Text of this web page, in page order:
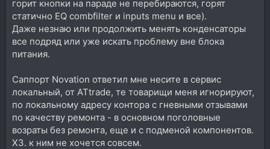
горит кнопки на параде не перебираются, горят
статично EQ combfilter и inputs menu и все).
Даже незнаю или продолжить менять конденсаторы
все подряд или уже искать проблему вне блока
питания.
Саппорт Novation ответил мне несите в сервис
локальный, от ATtrade, те товарищи меня игнорируют,
по локальному адресу контора с гневными отзывами
по качеству ремонта - в основном поголовные
возраты без ремонта, еще и с подменой компонентов.
ХЗ. к ним не хочется совсем.